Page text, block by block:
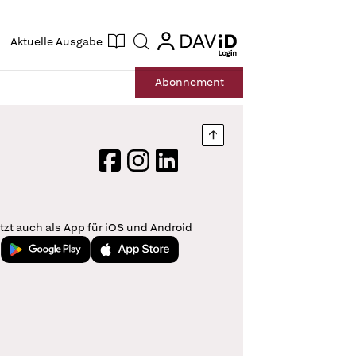
Aktuelle Ausgabe Suche login
login
Abonnement
Nach oben springen
FacebookInstagram
LinkedIn
auch als App für iOS und Android
Jetzt bei Google PlayLaden im App Store